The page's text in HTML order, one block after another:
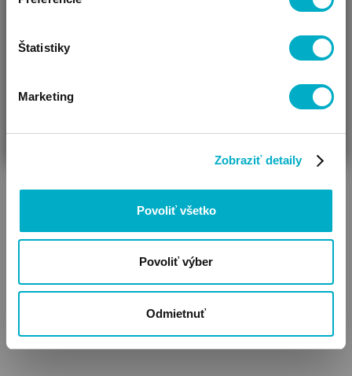
Štatistiky
Marketing
Zobraziť detaily
Povoliť všetko
Povoliť výber
Odmietnuť
Hmotnosť (kg): 4,2